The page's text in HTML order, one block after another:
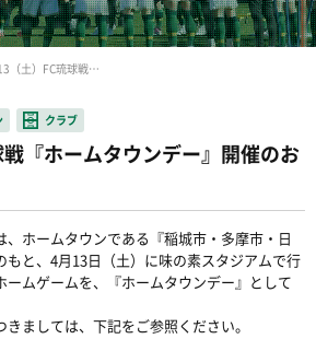
4/13（土）FC琉球戦『ホームタウンデー』開催のお知らせ
クラブ
『ホームタウンデー』開催のお
、ホームタウンである『稲城市・多摩市・日
もと、4月13日（土）に味の素スタジアムで行
ームゲームを、『ホームタウンデー』として
ましては、下記をご参照ください。